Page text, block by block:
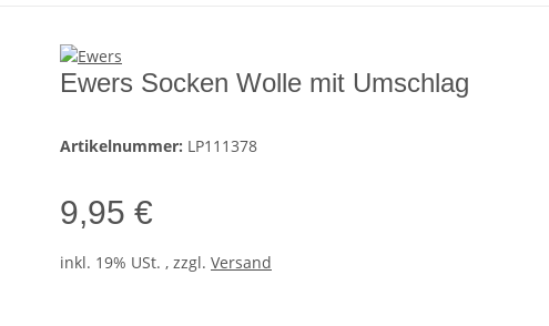
Ewers Socken Wolle mit Umschlag
Artikelnummer: LP111378
9,95 €
inkl. 19% USt. , zzgl. Versand